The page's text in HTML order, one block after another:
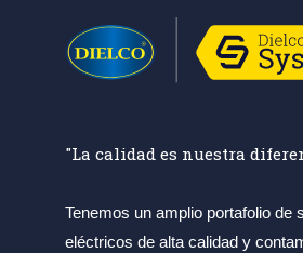
"La calidad es nuestra
Tenemos un amplio portafolio de
eléctricos de alta calidad y